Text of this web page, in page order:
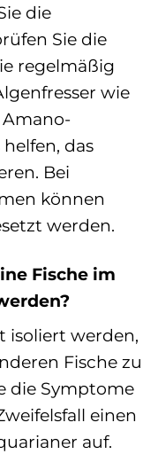
die
Sie die
regelmäßig
wie
Amano-
das
Bei
können
werden.
Fische im
isoliert werden,
Fische zu
die Symptome
einen
auf.